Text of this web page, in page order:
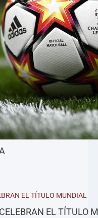
EL TÍTULO